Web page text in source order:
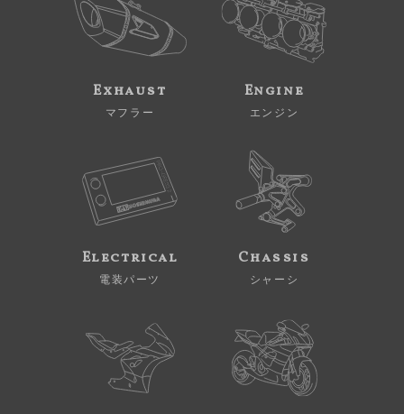
Exhaust
マフラー
Engine
エンジン
Electrical
電装パーツ
Chassis
シャーシ